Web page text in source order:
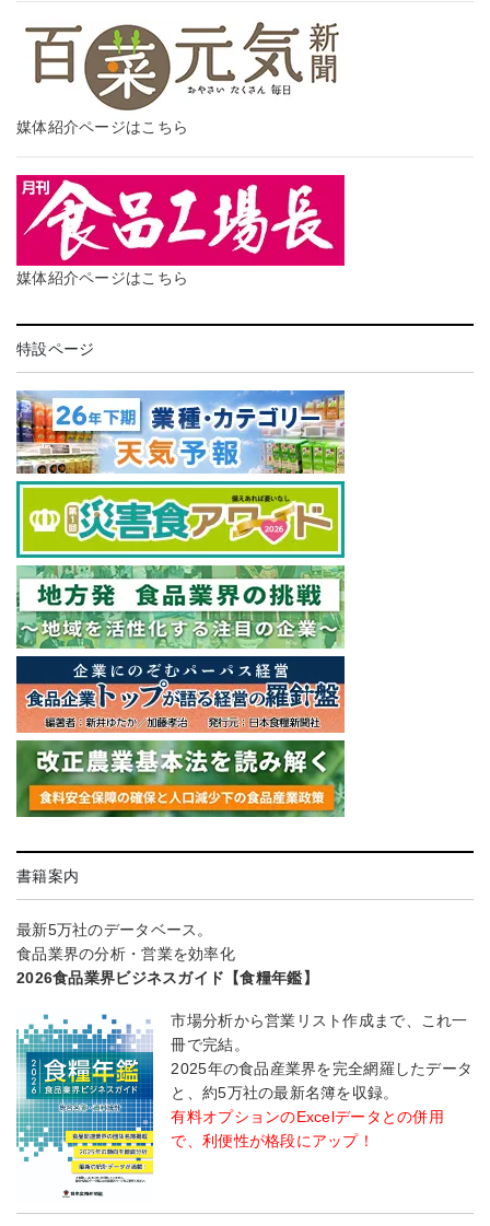
媒体紹介ページはこちら
媒体紹介ページはこちら
特設ページ
書籍案内
最新5万社のデータベース。
食品業界の分析・営業を効率化
2026食品業界ビジネスガイド【食糧年鑑】
市場分析から営業リスト作成まで、これ一
冊で完結。
2025年の食品産業界を完全網羅したデータ
と、約5万社の最新名簿を収録。
有料オプションのExcelデータとの併用
で、利便性が格段にアップ！